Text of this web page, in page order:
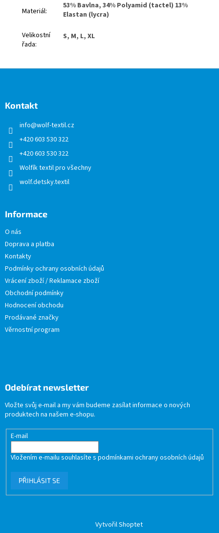
Materiál:
53% Bavlna, 34% Polyamid (tactel) 13%
Elastan (lycra)
Velikostní
řada:
S, M, L, XL
Kontakt
info@wolf-textil.cz
+420 603 530 322
+420 603 530 322
Wolfík textil pro všechny
wolf.detsky.textil
Informace
O nás
Doprava a platba
Kontakty
Podmínky ochrany osobních údajů
Vrácení zboží / Reklamace zboží
Obchodní podmínky
Hodnocení obchodu
Prodávané značky
Věrnostní program
Odebírat newsletter
Vložte svůj e-mail a my vám budeme zasílat informace o nových
produktech na našem e-shopu.
E-mail
Vložením e-mailu souhlasíte s podmínkami ochrany osobních údajů
PŘIHLÁSIT SE
Vytvořil Shoptet